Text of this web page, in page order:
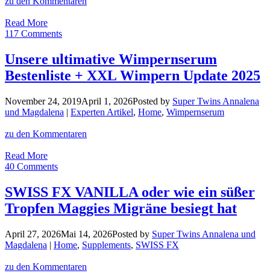
+
Super-
Rabatt!
Read MoreJünger
ohne
Der
Durchbruch
mit
+
Super-
Rabatt!
117 Comments
Unsere ultimative Wimpernserum
Bestenliste + XXL Wimpern Update 2025
November 24, 2019April 1, 2026Posted by Super Twins Annalena
und Magdalena | Experten Artikel, Home, Wimpernserum
zu den Kommentaren
Read MoreUnsere
ultimative
Bestenliste
+
XXL
Update
2025
40 Comments
SWISS FX VANILLA oder wie ein süßer
Tropfen Maggies Migräne besiegt hat
April 27, 2026Mai 14, 2026Posted by Super Twins Annalena und
Magdalena | Home, Supplements, SWISS FX
zu den Kommentaren